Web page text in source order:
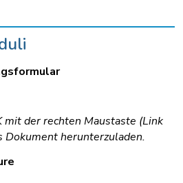
mit der rechten Maustaste (Link
Dokument herunterzuladen.